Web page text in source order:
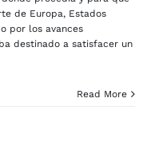
de Europa, Estados
por los avances
destinado a satisfacer un
Read More